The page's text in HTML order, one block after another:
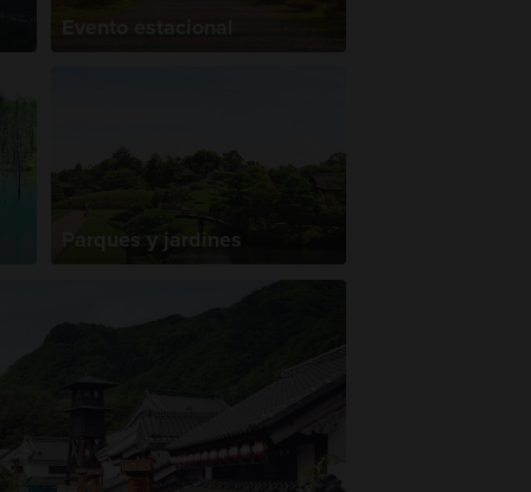
Evento estacional
Parques y jardines